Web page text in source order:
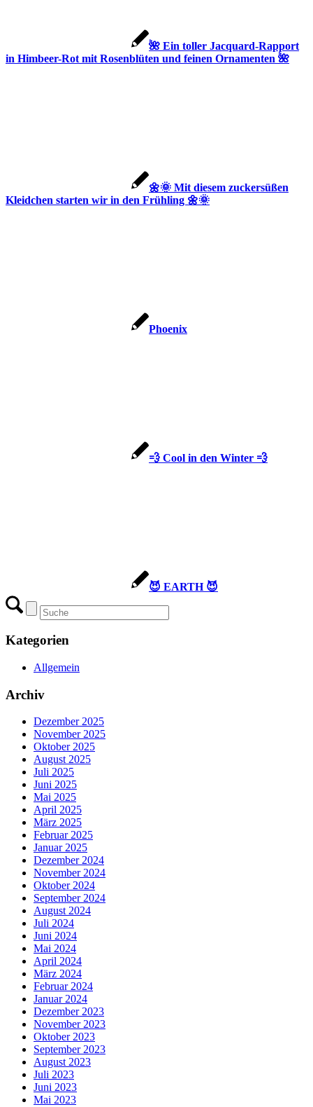
🌺 Ein toller Jacquard-Rapport
in Himbeer-Rot mit Rosenblüten und feinen Ornamenten 🌺
🌼🌞 Mit diesem zuckersüßen
Kleidchen starten wir in den Frühling 🌼🌞
Phoenix
💨 Cool in den Winter 💨
😈 EARTH 😈
Kategorien
Allgemein
Archiv
Dezember 2025
November 2025
Oktober 2025
August 2025
Juli 2025
Juni 2025
Mai 2025
April 2025
März 2025
Februar 2025
Januar 2025
Dezember 2024
November 2024
Oktober 2024
September 2024
August 2024
Juli 2024
Juni 2024
Mai 2024
April 2024
März 2024
Februar 2024
Januar 2024
Dezember 2023
November 2023
Oktober 2023
September 2023
August 2023
Juli 2023
Juni 2023
Mai 2023